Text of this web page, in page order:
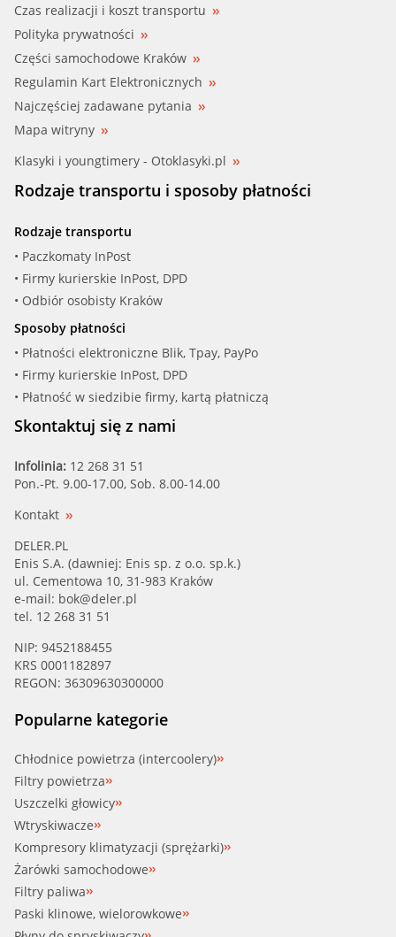
Czas realizacji i koszt transportu
Polityka prywatności
Części samochodowe Kraków
Regulamin Kart Elektronicznych
Najczęściej zadawane pytania
Mapa witryny
Klasyki i youngtimery - Otoklasyki.pl
Rodzaje transportu i sposoby płatności
Rodzaje transportu
• Paczkomaty InPost
• Firmy kurierskie InPost, DPD
• Odbiór osobisty Kraków
Sposoby płatności
• Płatności elektroniczne Blik, Tpay, PayPo
• Firmy kurierskie InPost, DPD
• Płatność w siedzibie firmy, kartą płatniczą
Skontaktuj się z nami
Infolinia: 12 268 31 51
Pon.-Pt. 9.00-17.00, Sob. 8.00-14.00
Kontakt
DELER.PL
Enis S.A. (dawniej: Enis sp. z o.o. sp.k.)
ul. Cementowa 10, 31-983 Kraków
e-mail: bok@deler.pl
tel. 12 268 31 51
NIP: 9452188455
KRS 0001182897
REGON: 36309630300000
Popularne kategorie
Chłodnice powietrza (intercoolery)
Filtry powietrza
Uszczelki głowicy
Wtryskiwacze
Kompresory klimatyzacji (sprężarki)
Żarówki samochodowe
Filtry paliwa
Paski klinowe, wielorowkowe